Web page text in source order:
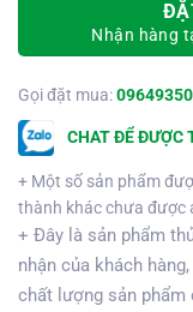
Nhận hàng
Gọi đặt mua:
CHAT ĐỂ ĐƯỢC
+ Một số sản phẩm
thành khác chưa được
+ Đây là sản phẩm
nhận của khách
chất lượng sản phẩm